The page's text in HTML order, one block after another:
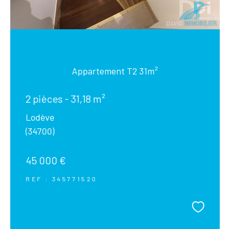
Appartement T2 31m²
2 pièces - 31,18 m²
Lodève
(34700)
45 000 €
REF : 345771520